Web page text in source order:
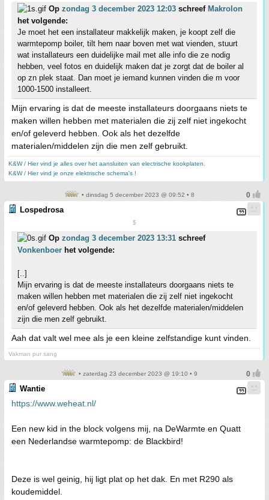
Op zondag 3 december 2023 12:03 schreef Makrolon
het volgende:
Je moet het een installateur makkelijk maken, je koopt zelf die
warmtepomp boiler, tilt hem naar boven met wat vienden, stuurt
wat installateurs een duidelijke mail met alle info die ze nodig
hebben, veel fotos en duidelijk maken dat je zorgt dat de boiler al
op zn plek staat. Dan moet je iemand kunnen vinden die m voor
1000-1500 installeert.
Mijn ervaring is dat de meeste installateurs doorgaans niets te
maken willen hebben met materialen die zij zelf niet ingekocht
en/of geleverd hebben. Ook als het dezelfde
materialen/middelen zijn die men zelf gebruikt.
K&W / Hier vind je alles over het aansluiten van electrische kookplaten.
K&W / Hier vind je onze elektrische schema's !
• dinsdag 5 december 2023 @ 09:52 • 8
Lospedrosa
$
Op zondag 3 december 2023 13:31 schreef
Vonkenboer het volgende:
[..]
Mijn ervaring is dat de meeste installateurs doorgaans niets te
maken willen hebben met materialen die zij zelf niet ingekocht
en/of geleverd hebben. Ook als het dezelfde materialen/middelen
zijn die men zelf gebruikt.
Aah dat valt wel mee als je een kleine zelfstandige kunt vinden.
Vakman pur sang
• zaterdag 23 december 2023 @ 19:10 • 9
Wantie
https://www.weheat.nl/
Een new kid in the block volgens mij, na DeWarmte en Quatt
een Nederlandse warmtepomp: de Blackbird!
Deze is wel geinig, hij ligt plat op het dak. En met R290 als
koudemiddel.